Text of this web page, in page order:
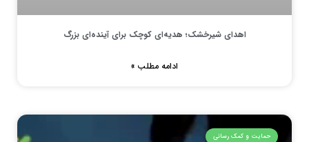
اهدای شیرخشک؛ هدیه‌ای کوچک برای آینده‌ای بزرگ
ادامه مطلب »
حمایت و کمک رسانی